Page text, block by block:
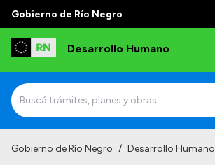
Gobierno de Río Negro
Desarrollo Humano
Gobierno de Río Negro / Desarrollo Humano